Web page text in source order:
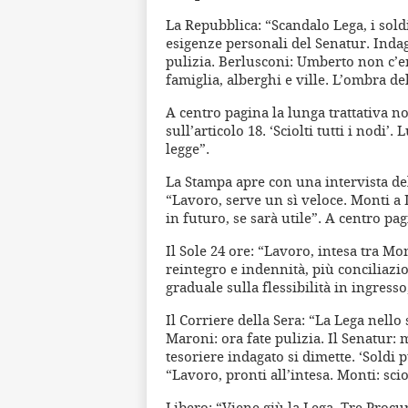
La Repubblica: “Scandalo Lega, i
esigenze personali del Senatur.
pulizia. Berlusconi: Umberto non
famiglia, alberghi e ville. L’ombra
A centro pagina la lunga trattativa
sull’articolo 18. ‘Sciolti tutti i nodi’.
legge”.
La Stampa apre con una intervista
“Lavoro, serve un sì veloce. Monti a
in futuro, se sarà utile”. A centro
Il Sole 24 ore: “Lavoro, intesa tra
reintegro e indennità, più
graduale sulla flessibilità in
Il Corriere della Sera: “La Lega
Maroni: ora fate pulizia. Il Senatur:
tesoriere indagato si dimette. ‘Soldi
“Lavoro, pronti all’intesa. Monti: